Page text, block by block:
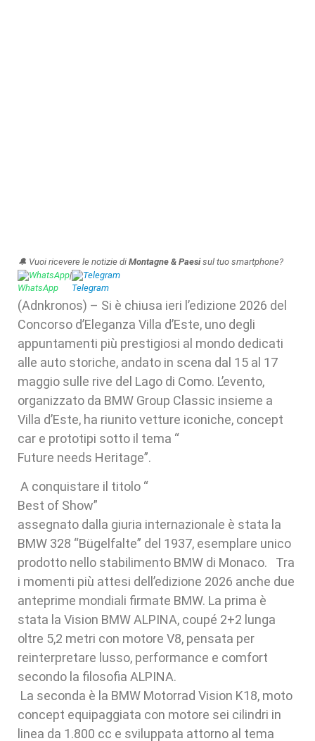
🔔 Vuoi ricevere le notizie di Montagne & Paesisul tuo smartphone?
WhatsApp| Telegram
(Adnkronos) – Si è chiusa ieri l’edizione 2026 del
Concorso d’Eleganza Villa d’Este, uno degli
appuntamenti più prestigiosi al mondo dedicati
alle auto storiche, andato in scena dal 15 al 17
maggio sulle rive del Lago di Como. L’evento,
organizzato da BMW Group Classic insieme a
Villa d’Este, ha riunito vetture iconiche, concept
car e prototipi sotto il tema “
Future needs Heritage”.
A conquistare il titolo “
Best of Show”
assegnato dalla giuria internazionale è stata la
BMW 328 “Bügelfalte” del 1937, esemplare unico
prodotto nello stabilimento BMW di Monaco. Tra
i momenti più attesi dell’edizione 2026 anche due
anteprime mondiali firmate BMW. La prima è
stata la Vision BMW ALPINA, coupé 2+2 lunga
oltre 5,2 metri con motore V8, pensata per
reinterpretare lusso, performance e comfort
secondo la filosofia ALPINA.
La seconda è la BMW Motorrad Vision K18, moto
concept equipaggiata con motore sei cilindri in
linea da 1.800 cc e sviluppata attorno al tema